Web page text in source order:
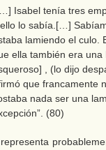
Isabel tenía tres
lo sabía.[…]
lamiendo el culo.
ella también era
, (lo dijo
que francamente
nada ser una
(80)